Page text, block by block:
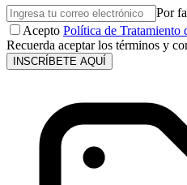
Por
Acepto Política de Tratamiento
Recuerda aceptar los términos y
INSCRÍBETE AQUÍ